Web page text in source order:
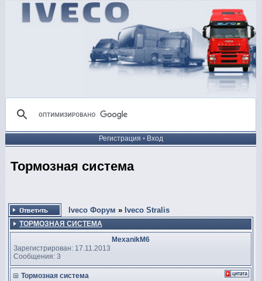
Регистрация • Вход
Тормозная система
Iveco Форум » Iveco Stralis
ТОРМОЗНАЯ СИСТЕМА
MexanikM6
Зарегистрирован: 17.11.2013
Сообщения: 3
Тормозная система